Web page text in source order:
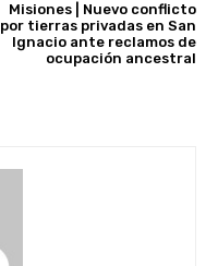
Misiones | Nuevo conflicto
por tierras privadas en San
Ignacio ante reclamos de
ocupación ancestral